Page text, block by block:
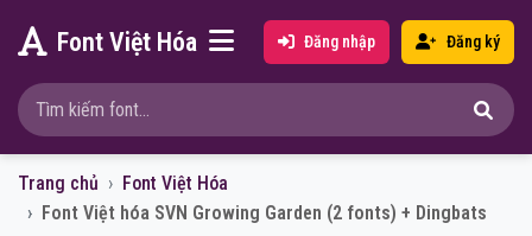
Font Việt Hóa Đăng nhập Đăng ký
Trang chủ
Font Việt Hóa
Font Việt hóa SVN Growing Garden (2 fonts) + Dingbats